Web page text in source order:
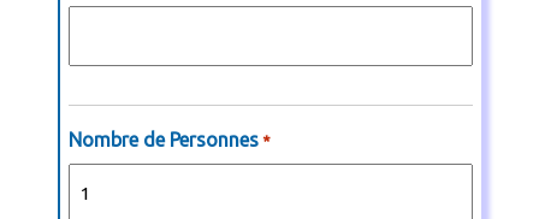
Nombre de Personnes *